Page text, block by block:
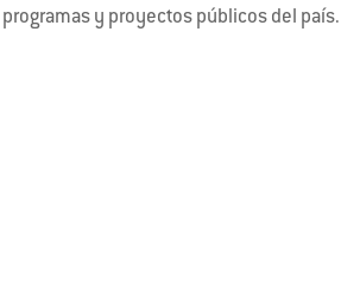
y proyectos públicos del país.